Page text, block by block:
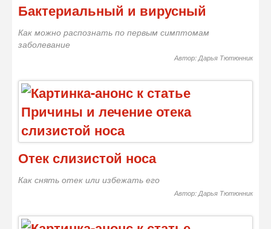
Бактериальный и вирусный
Как можно распознать по первым симптомам
заболевание
Автор: Дарья Тютюнник
Отек слизистой носа
Как снять отек или избежать его
Автор: Дарья Тютюнник